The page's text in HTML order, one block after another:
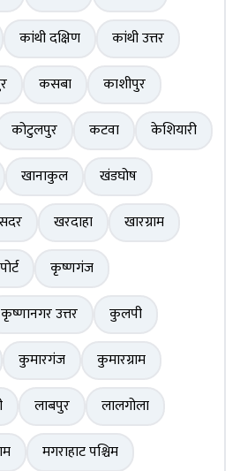
कांथी दक्षिण
कांथी उत्तर
कसबा
काशीपुर
कोटुलपुर कटवा
केशियारी
खानाकुल
खंडघोष
खरदाहा
खारग्राम
कृष्णगंज
कृष्णानगर उत्तर
कुलपी
कुमारगंज
कुमारग्राम
लाबपुर
लालगोला
मगराहाट पश्चिम